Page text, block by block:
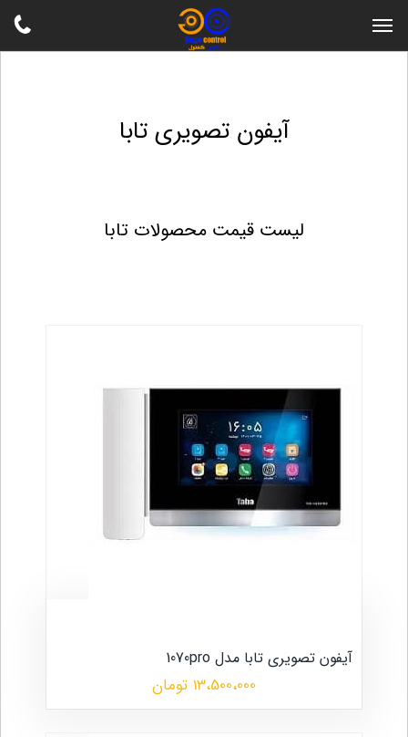
آیفون تصویری تابا
لیست قیمت محصولات تابا
آیفون تصویری تابا مدل 1070pro
13،500،000 تومان